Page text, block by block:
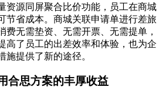
资源同屏聚合比价功能，员工在商城
节省成本。商城关联申请单进行差旅
费无需垫资、无需开票、无需提单，
高了员工的出差效率和体验，也为企
施提供了新的途径。
合思方案的丰厚收益